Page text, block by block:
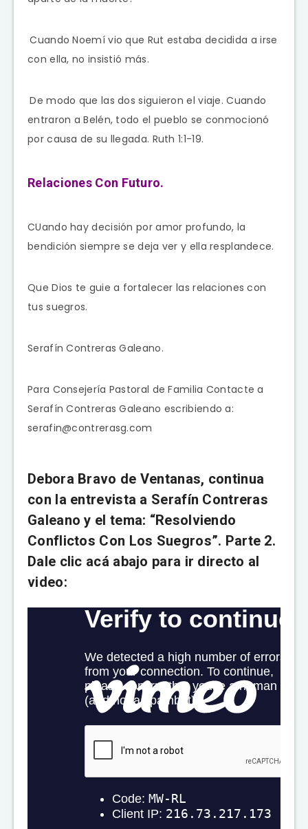
Cuando Noemí vio que Rut estaba decidida a irse
con ella, no insistió más.
De modo que las dos siguieron el viaje. Cuando
entraron a Belén, todo el pueblo se conmocionó
por causa de su llegada. Ruth 1:1-19.
Relaciones Con Futuro.
CUando hay decisión por amor profundo, la
bendición siempre se deja ver y ella resplandece.
Que Dios te guie a fortalecer las relaciones con
tus suegros.
Serafín Contreras Galeano.
Para Consejería Pastoral de Familia Contacte a
Serafín Contreras Galeano escribiendo a:
serafin@contrerasg.com
Debora Bravo de Ventanas, continua
con la entrevista a Serafín Contreras
Galeano y el tema: “Resolviendo
Conflictos Con Los Suegros”. Parte 2.
Dale clic acá abajo para ir directo al
video: